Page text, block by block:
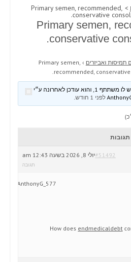
> Primary semen, recommended,
conservative
Primary semen,
conservative
תמיסות ואביזרים ›
Primary semen,
recommended,
לפני 1 חודש .
תגובות
יולי 8, 2026 בשעה 12:43 am#51492
תגובה
AnthonyG_577
How does endmedicaldebt